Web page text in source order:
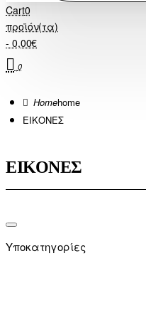
Cart0
προϊόν(τα)
- 0,00€
0
home
ΕΙΚΟΝΕΣ
ΕΙΚΟΝΕΣ
Υποκατηγορίες